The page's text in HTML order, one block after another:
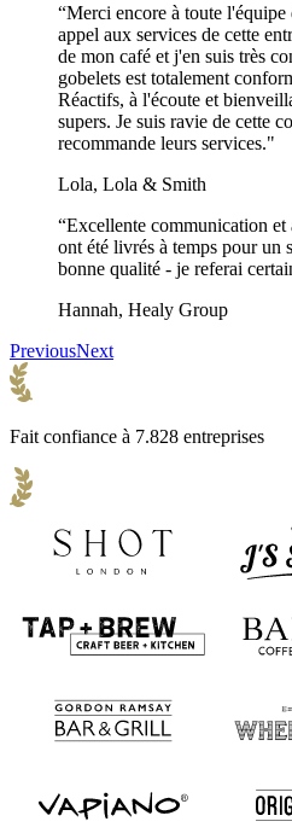
“Merci encore à toute
appel aux services de cette
de mon café et j'en suis très
gobelets est totalement
Réactifs, à l'écoute et
supers. Je suis ravie de cette
recommande leurs services."
Lola, Lola & Smith
“Excellente communication et
ont été livrés à temps pour un
bonne qualité - je referai
Hannah, Healy Group
PreviousNext
Fait confiance à 7.828 entreprises